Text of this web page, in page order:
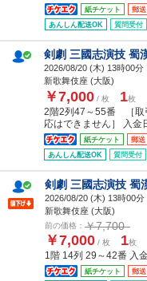
紙チケット 郵送
あんしん配送OK
質問受付
剣劇 三國志演技 蜀
2026/08/20 (木) 13時00分
新歌舞伎座 (大阪)
￥7,000 / 枚 1枚
2階2列47～55番 ［取
応はできません］ 入金
紙チケット 郵送
あんしん配送OK
質問受付
剣劇 三國志演技 蜀
2026/08/20 (木) 13時00分
新歌舞伎座 (大阪)
前の価格： ￥7,700
￥7,000 / 枚 1枚
1階 14列 29～42番 入
紙チケット 郵送